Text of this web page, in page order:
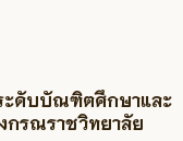
ะดับบัณฑิตศึกษาและ
กรณราชวิทยาลัย